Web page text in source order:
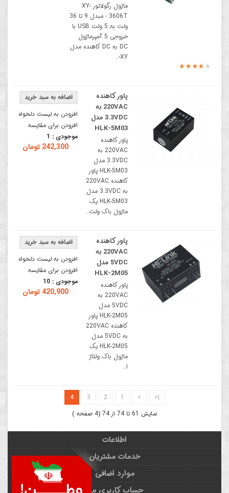
ماژول رگولاتور XY-
3606T - مبدل 9 تا 36
ولت به 5 ولت USB با
خروجی 5 آمپرماژول
DC به DC کاهنده مدل
XY-..
افزودن به لیست دلخواه
افزودن برای مقایسه
موجودی : 1
242,300 تومان
پاور کاهنده
220VAC به
3.3VDC مدل
HLK-5M03
پاور کاهنده
220VAC به
3.3VDC مدل
HLK-5M03 پاور
کاهنده 220VAC
به 3.3VDC مدل
HLK-5M03 یک
ماژول باک ولت..
افزودن به لیست دلخواه
افزودن برای مقایسه
موجودی : 10
420,900 تومان
پاور کاهنده
220VAC به
5VDC مدل
HLK-2M05
پاور کاهنده
220VAC به
5VDC مدل
HLK-2M05 پاور
کاهنده 220VAC
به 5VDC مدل
HLK-2M05 یک
ماژول باک ولتاژ
ا..
|<
<
1
2
3
4
نمایش 61 تا 74 از 74 (4 صفحه )
اطلاعات
خدمات مشتریان
موارد اضافی
حساب کاربری من